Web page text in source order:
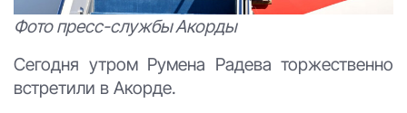
Фото пресс-службы Акорды
Сегодня утром Румена Радева торжественно
встретили в Акорде.